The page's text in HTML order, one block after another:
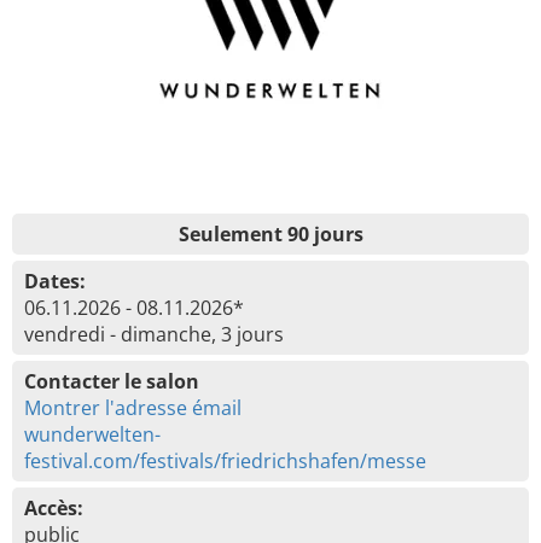
Seulement 90 jours
Dates:
06.11.2026 - 08.11.2026*
vendredi - dimanche, 3 jours
Contacter le salon
Montrer l'adresse émail
wunderwelten-
festival.com/festivals/friedrichshafen/messe
Accès:
public